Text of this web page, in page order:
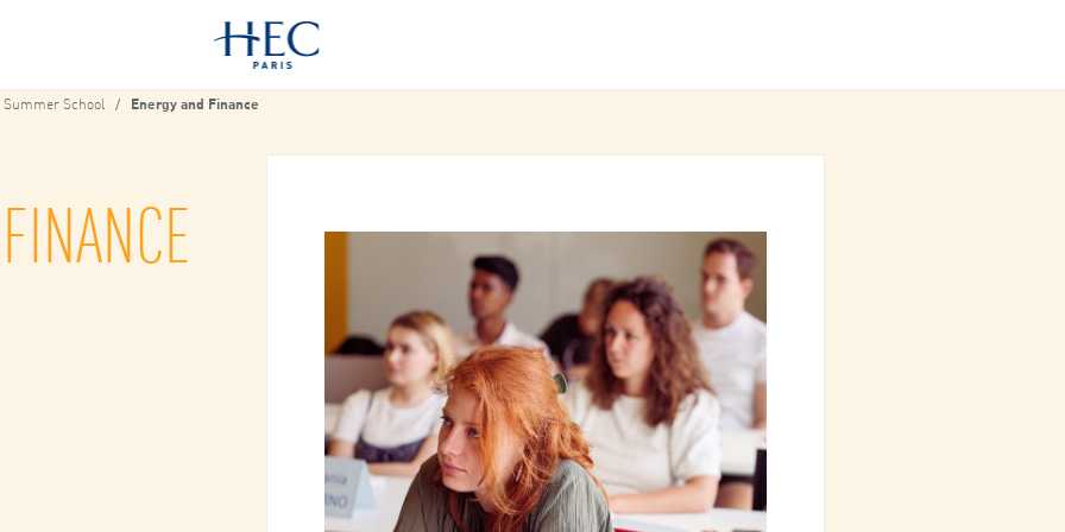
Summer School Energy and Finance